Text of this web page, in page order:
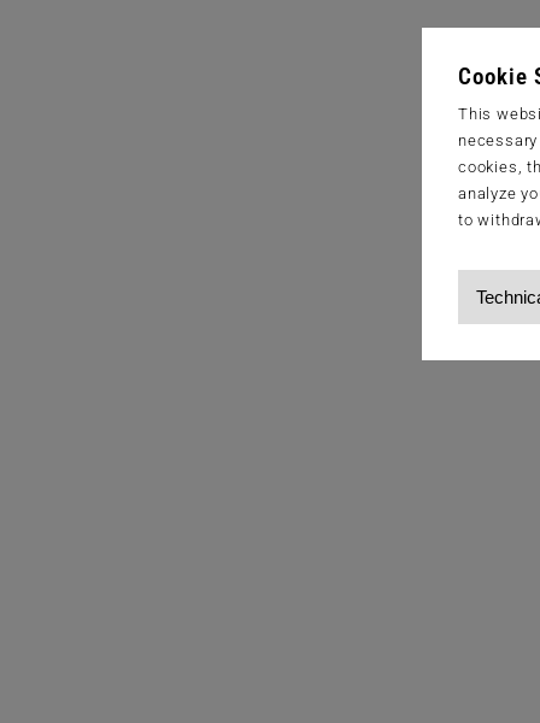
Cookie
This
cookies,
analyze
to